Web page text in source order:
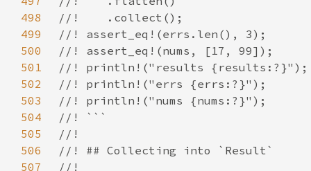
498
499
500
501
502
503
504
505
506
507